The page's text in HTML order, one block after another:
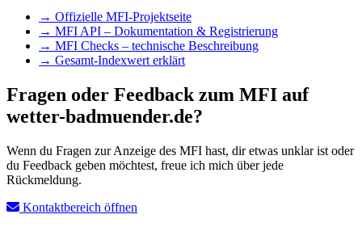
→ Offizielle MFI-Projektseite
→ MFI API – Dokumentation & Registrierung
→ MFI Checks – technische Beschreibung
→ Gesamt-Indexwert erklärt
Fragen oder Feedback zum MFI auf
wetter-badmuender.de?
Wenn du Fragen zur Anzeige des MFI hast, dir etwas unklar ist oder
du Feedback geben möchtest, freue ich mich über jede
Rückmeldung.
Kontaktbereich öffnen